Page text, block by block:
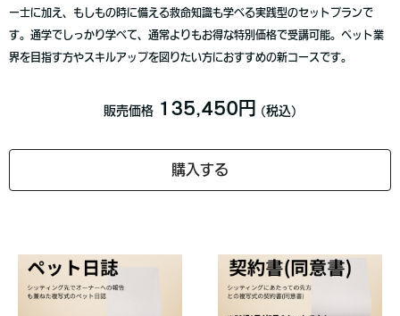
ー士に加え、もしもの時に備える救命知識も学べる実践型のセットプランで
す。通学でしっかり学べて、通常よりもお得な特別価格で受講可能。ペット業
界を目指す方やスキルアップを図りたい方におすすめの新コースです。
販売価格 135,450円 (税込)
購入する